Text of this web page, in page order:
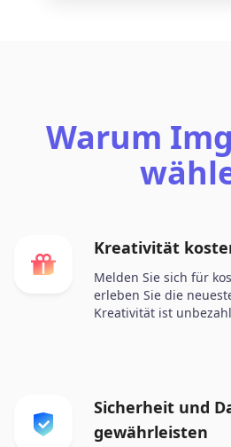
Warum
Kreativität
Melden Sie sich für
erleben Sie die
Kreativität ist
Sicherheit und
gewährleisten